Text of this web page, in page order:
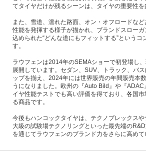
てタイヤだけが残るシーンは、タイヤの重要性を
また、雪道、濡れた路面、オン・オフロードな
性能を発揮する様子が描かれ、ブランドスロー
込められた“どんな道にもフィットする”というコ
す。
ラウフェンは2014年のSEMAショーで初登場し
展開しています。セダン、SUV、トラック、バ
ップを揃え、2024年には世界販売の年間販売本
うになりました。欧州の『Auto Bild』や『ADAC
イヤ性能テストでも高い評価を得ており、各国
る商品です。
今後もハンコックタイヤは、テクノプレックス
大級の試験場テクノリングといった最先端の
を通じてラウフェンのブランド力をさらに高めて